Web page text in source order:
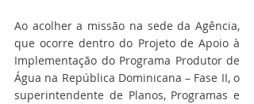
Ao acolher a missão na sede da Agência,
que ocorre dentro do Projeto de Apoio à
Implementação do Programa Produtor de
Água na República Dominicana – Fase II, o
superintendente de Planos, Programas e